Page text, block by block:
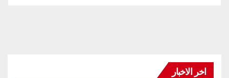
اخر الاخبار